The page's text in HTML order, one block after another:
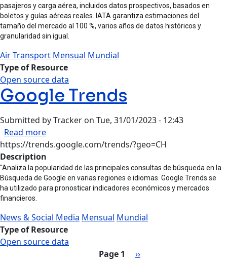
pasajeros y carga aérea, incluidos datos prospectivos, basados ​​en
boletos y guías aéreas reales. IATA garantiza estimaciones del
tamaño del mercado al 100 %, varios años de datos históricos y
granularidad sin igual.
Air Transport Mensual Mundial
Type of Resource
Open source data
Google Trends
Submitted byTracker on Tue, 31/01/2023 - 12:43
Read moreabout Google Trends
https://trends.google.com/trends/?geo=CH
Description
"Analiza la popularidad de las principales consultas de búsqueda en la
Búsqueda de Google en varias regiones e idiomas. Google Trends se
ha utilizado para pronosticar indicadores económicos y mercados
financieros.
News & Social Media Mensual Mundial
Type of Resource
Open source data
Page 1 Next page
››